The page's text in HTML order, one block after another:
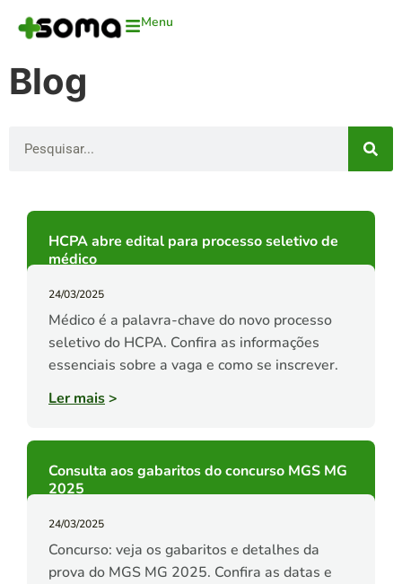
Menu
Blog
HCPA abre edital para processo seletivo de
médico
24/03/2025
Médico é a palavra-chave do novo processo
seletivo do HCPA. Confira as informações
essenciais sobre a vaga e como se inscrever.
Ler mais>
Consulta aos gabaritos do concurso MGS MG
2025
24/03/2025
Concurso: veja os gabaritos e detalhes da
prova do MGS MG 2025. Confira as datas e